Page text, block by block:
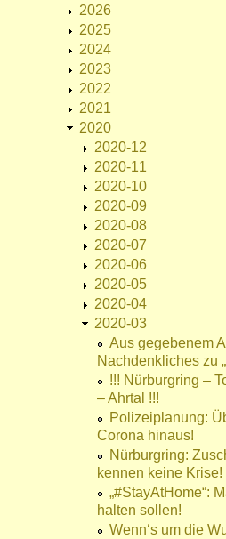
2026
2025
2024
2023
2022
2021
2020
2020-12
2020-11
2020-10
2020-09
2020-08
2020-07
2020-06
2020-05
2020-04
2020-03
Aus gegebenem
Nachdenkliches zu
!!! Nürburgring –
– Ahrtal !!!
Polizeiplanung:
Corona hinaus!
Nürburgring:
kennen keine Krise!
„#StayAtHome“:
halten sollen!
Wenn‘s um die